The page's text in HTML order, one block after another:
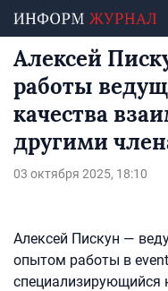
Алексей
работы
качества
другими
03 октября 2025, 18:10
Алексей Пискун —
опытом работы в
специализирующийся